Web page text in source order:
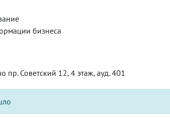
бизнеса
пр. Советский 12, 4 этаж, ауд. 401